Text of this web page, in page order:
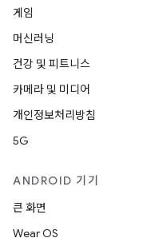
게임
머신러닝
건강 및 피트니스
카메라 및 미디어
개인정보처리방침
5G
ANDROID 기기
큰 화면
Wear OS